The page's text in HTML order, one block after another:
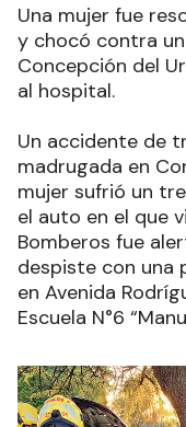
Una mujer fue
y chocó contra
Concepción del
al hospital.
Un accidente de
madrugada en
mujer sufrió un
el auto en el que
Bomberos fue
despiste con una
en Avenida
Escuela N°6